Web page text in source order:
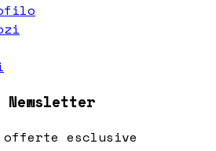
esclusive